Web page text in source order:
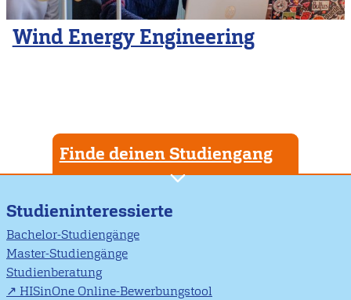
Wind Energy Engineering
Finde deinen Studiengang
Studieninteressierte
Bachelor-Studiengänge
Master-Studiengänge
Studienberatung
HISinOne Online-Bewerbungstool